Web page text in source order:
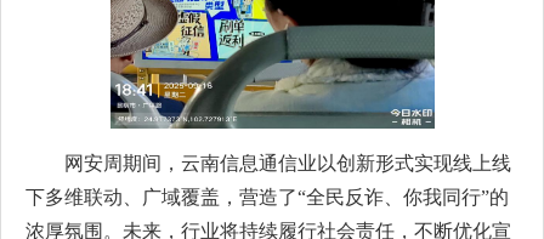
网安周期间，云南信息通信业以创新形式实现线上线
下多维联动、广域覆盖，营造了“全民反诈、你我同行”的
浓厚氛围。未来，行业将持续履行社会责任，不断优化宣